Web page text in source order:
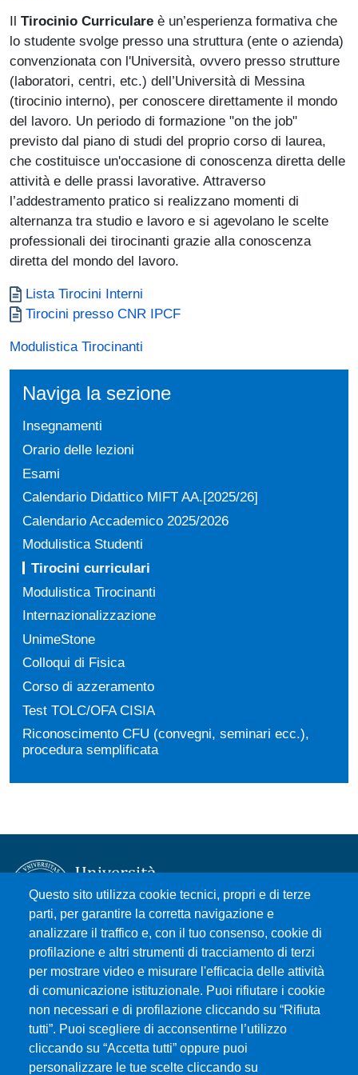
Il Tirocinio Curriculare è un’esperienza formativa che
lo studente svolge presso una struttura (ente o azienda)
convenzionata con l'Università, ovvero presso strutture
(laboratori, centri, etc.) dell’Università di Messina
(tirocinio interno), per conoscere direttamente il mondo
del lavoro. Un periodo di formazione "on the job"
previsto dal piano di studi del proprio corso di laurea,
che costituisce un'occasione di conoscenza diretta delle
attività e delle prassi lavorative. Attraverso
l’addestramento pratico si realizzano momenti di
alternanza tra studio e lavoro e si agevolano le scelte
professionali dei tirocinanti grazie alla conoscenza
diretta del mondo del lavoro.
Documento
Lista Tirocini Interni
Documento
Tirocini presso CNR IPCF
Modulistica Tirocinanti
Naviga la sezione
Insegnamenti
Orario delle lezioni
Esami
Calendario Didattico MIFT AA.[2025/26]
Calendario Accademico 2025/2026
Modulistica Studenti
Tirocini curriculari
Modulistica Tirocinanti
Internazionalizzazione
UnimeStone
Colloqui di Fisica
Corso di azzeramento
Test TOLC/OFA CISIA
Riconoscimento CFU (convegni, seminari ecc.),
procedura semplificata
Questo sito utilizza cookie tecnici, propri e di terze
parti, per garantire la corretta navigazione e
analizzare il traffico e, con il tuo consenso, cookie di
profilazione e altri strumenti di tracciamento di terzi
per mostrare video e misurare l'efficacia delle attività
di comunicazione istituzionale. Puoi rifiutare i cookie
non necessari e di profilazione cliccando su “Rifiuta
tutti”. Puoi scegliere di acconsentirne l’utilizzo
cliccando su “Accetta tutti” oppure puoi
personalizzare le tue scelte cliccando su
Università degli Studi di Messina
Piazza Pugliatti, 1 - 98122 Messina
Cod. Fiscale 80004070837
P.IVA 00724160833
Centralino: 090 676 1
MENÙ SOCIAL